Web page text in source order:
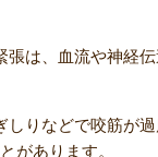
張は、血流や神経
しりなどで咬筋が
があります。